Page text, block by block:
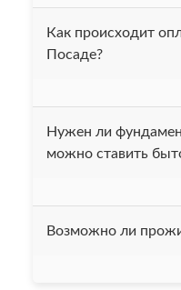
Как происходит
Посаде?
высылаем вам
на наш счёт в
Нужен ли
можно ставить
или на бетонные
Возможно ли